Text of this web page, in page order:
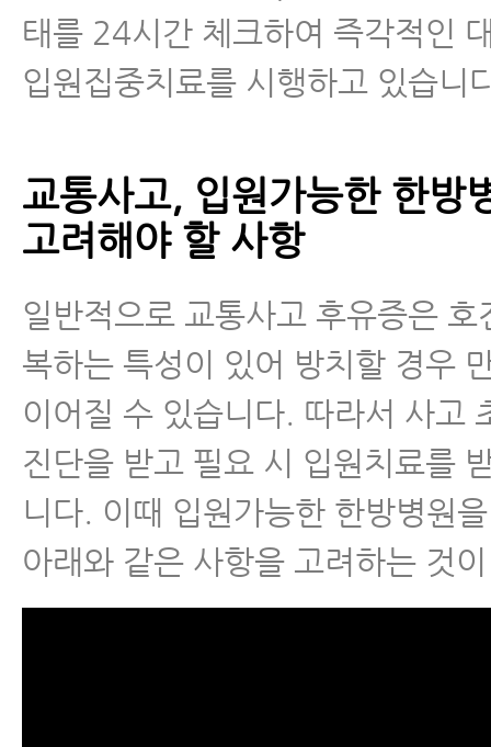
태를 24시간 체크하여 즉각적인
입원집중치료를 시행하고 있습니
교통사고, 입원가능한 한방
고려해야 할 사항
일반적으로 교통사고 후유증은 호
복하는 특성이 있어 방치할 경우
이어질 수 있습니다. 따라서 사고
진단을 받고 필요 시 입원치료를
니다. 이때 입원가능한 한방병원
아래와 같은 사항을 고려하는 것